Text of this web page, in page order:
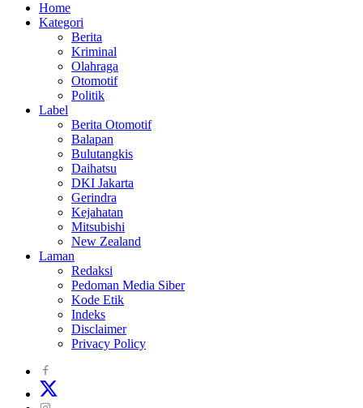
Home
Kategori
Berita
Kriminal
Olahraga
Otomotif
Politik
Label
Berita Otomotif
Balapan
Bulutangkis
Daihatsu
DKI Jakarta
Gerindra
Kejahatan
Mitsubishi
New Zealand
Laman
Redaksi
Pedoman Media Siber
Kode Etik
Indeks
Disclaimer
Privacy Policy